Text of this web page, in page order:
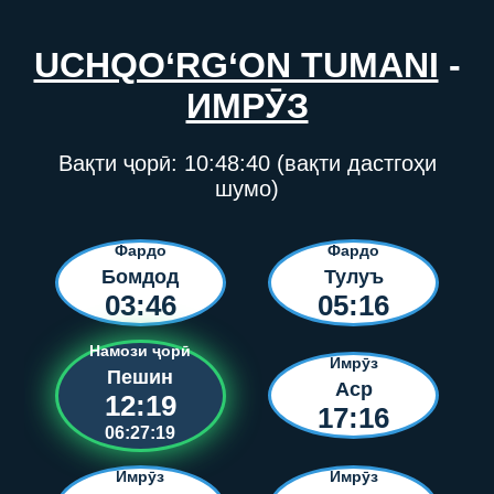
UCHQO‘RG‘ON TUMANI -
ИМРӮЗ
Вақти ҷорӣ: 10:48:40(вақти дастгоҳи
шумо)
Фардо
Бомдод
03:46
Фардо
Тулуъ
05:16
Намози ҷорӣ
Пешин
12:19
06:27:19
Имрӯз
Аср
17:16
Имрӯз Имрӯз